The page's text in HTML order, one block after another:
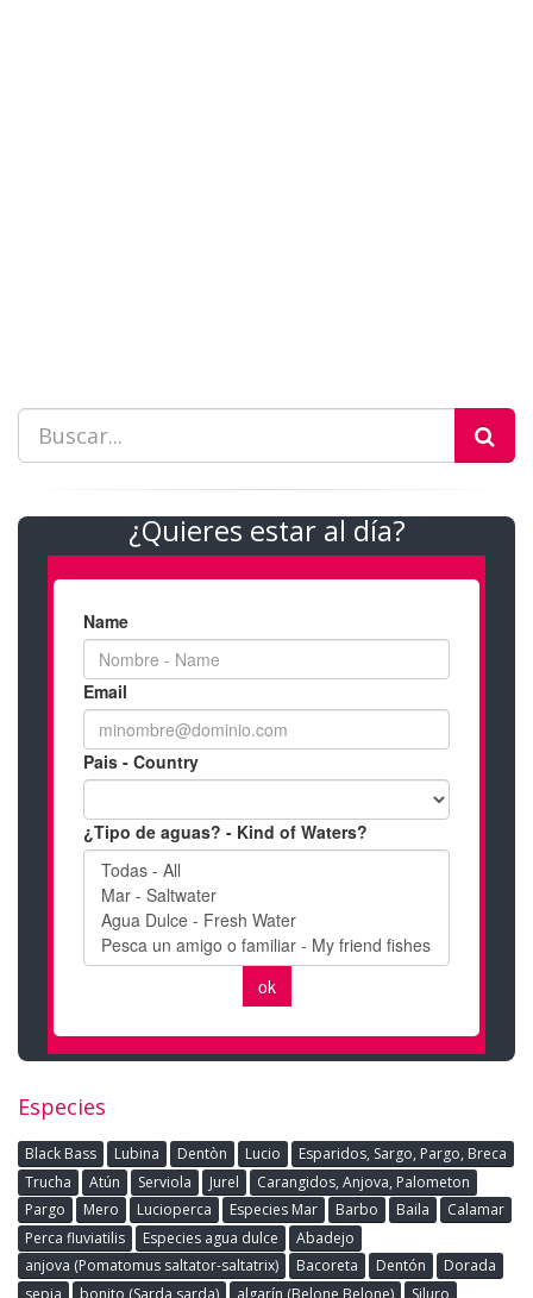
¿Quieres estar al día?
Especies
Black Bass Lubina Dentòn Lucio
Esparidos, Sargo, Pargo, Breca
Trucha
Atún Serviola Jurel
Carangidos, Anjova, Palometon
Pargo
Mero Lucioperca Especies Mar Barbo Baila
Calamar
Perca fluviatilis
Especies agua dulce
Abadejo
anjova (Pomatomus saltator-saltatrix)
Bacoreta Dentón
Dorada
sepia
bonito (Sarda sarda) algarín (Belone Belone)
Siluro